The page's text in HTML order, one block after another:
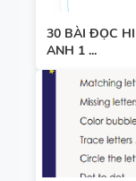
30 BÀI ĐỌC
ANH 1 ...